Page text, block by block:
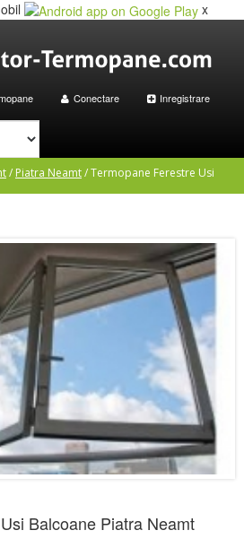
x
Conectare Inregistrare
/ Piatra Neamt/Termopane Ferestre Usi
Balcoane Piatra Neamt